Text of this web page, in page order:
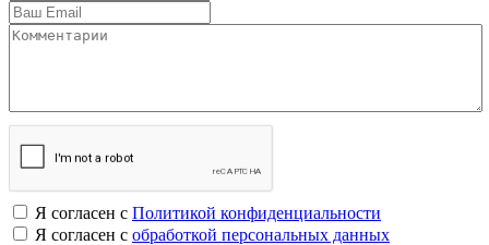
Я согласен с Политикой конфиденциальности
Я согласен с обработкой персональных данных